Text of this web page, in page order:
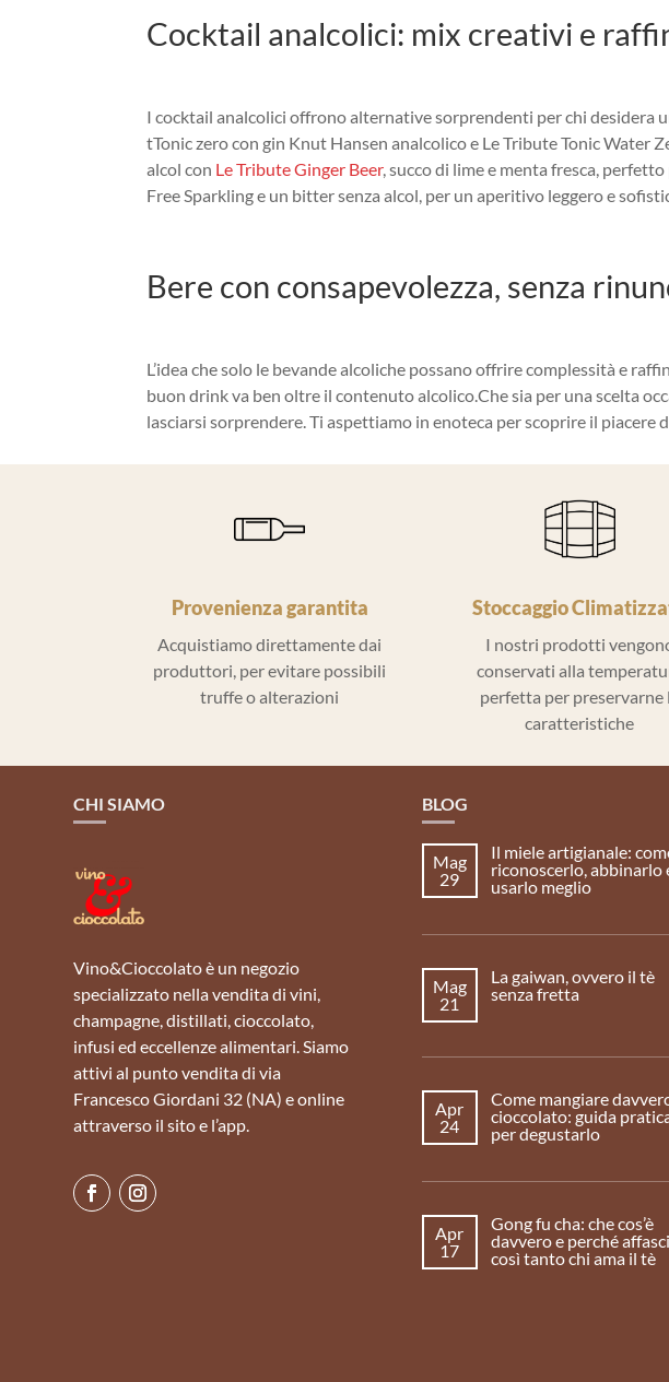
Cocktail analcolici: mix creativi e
I cocktail analcolici offrono alternative sorprendenti per chi desidera
tTonic zero con gin Knut Hansen analcolico e Le Tribute Tonic Water
alcol con Le Tribute Ginger Beer, succo di lime e menta fresca,
Free Sparkling e un bitter senza alcol, per un aperitivo leggero e
Bere con consapevolezza, senza
L’idea che solo le bevande alcoliche possano offrire complessità e
buon drink va ben oltre il contenuto alcolico.Che sia per una scelta
lasciarsi sorprendere. Ti aspettiamo in enoteca per scoprire il piacere
Provenienza garantita
Acquistiamo direttamente dai
produttori, per evitare possibili
truffe o alterazioni
Stoccaggio
I nostri prodotti
conservati alla
perfetta per preservarne
caratteristiche
CHI SIAMO
Vino&Cioccolato è un negozio
specializzato nella vendita di vini,
champagne, distillati, cioccolato,
infusi ed eccellenze alimentari. Siamo
attivi al punto vendita di via
Francesco Giordani 32 (NA) e online
attraverso il sito e l’app.
BLOG
Il miele artigianale:
riconoscerlo, abbinarlo
usarlo meglio
Mag
29
La gaiwan, ovvero il tè
senza fretta
Mag
21
Come mangiare
cioccolato: guida
per degustarlo
Apr
24
Gong fu cha: che cos’è
davvero e perché
così tanto chi ama il tè
Apr
17